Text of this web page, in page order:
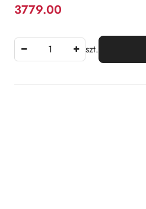
Cena:
3779.00
szt.